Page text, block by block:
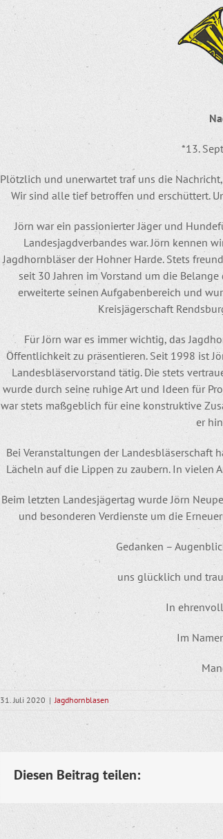
*13.
Plötzlich und unerwartet traf uns die
Wir sind alle tief betroffen und erschüttert.
Jörn war ein passionierter Jäger und
Landesjagdverbandes war. Jörn kennen
Jagdhornbläser der Hohner Harde. Stets
seit 30 Jahren im Vorstand um die
erweiterte seinen Aufgabenbereich und
Kreisjägerschaft
Für Jörn war es immer wichtig, das
Öffentlichkeit zu präsentieren. Seit 1998 ist
Landesbläservorstand tätig. Die stets
wurde durch seine ruhige Art und Ideen für
war stets maßgeblich für eine konstruktive
er
Bei Veranstaltungen der Landesbläserschaft
Lächeln auf die Lippen zu zaubern. In vielen
Beim letzten Landesjägertag wurde Jörn
und besonderen Verdienste um die
Gedanken –
uns glücklich und
In
Im
31. Juli 2020 | Jagdhornblasen
Diesen Beitrag teilen: